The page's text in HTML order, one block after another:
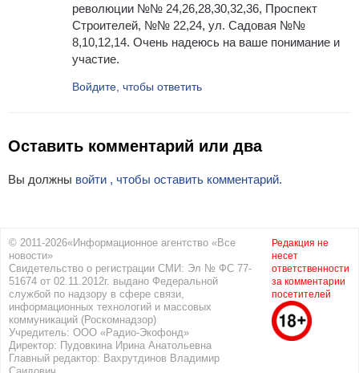
революции №№ 24,26,28,30,32,36, Проспект
Строителей, №№ 22,24, ул. Садовая №№
8,10,12,14. Очень надеюсь на ваше понимание и
участие.
Войдите, чтобы ответить
Оставить комментарий или два
Вы должны войти , чтобы оставить комментарий.
© 2011-2026«Информационное агентство «Все
новости»
Свидетельство о регистрации СМИ: Эл № ФС 77-
51674 от 02.11.2012г. выдано Федеральной
службой по надзору в сфере связи,
информационных технологий и массовых
коммуникаций (Роскомнадзор)
Учредитель: ООО «Радио-Экофонд»
Директор: Пудовкина Ирина Анатольевна
Главный редактор: Вахрутдинов Владимир
Редакция не
несет
ответственности
за комментарии
посетителей